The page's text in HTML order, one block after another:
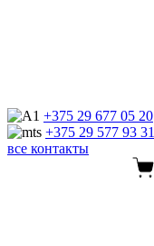
+375 29 677 05 20
+375 29 577 93 31
все контакты